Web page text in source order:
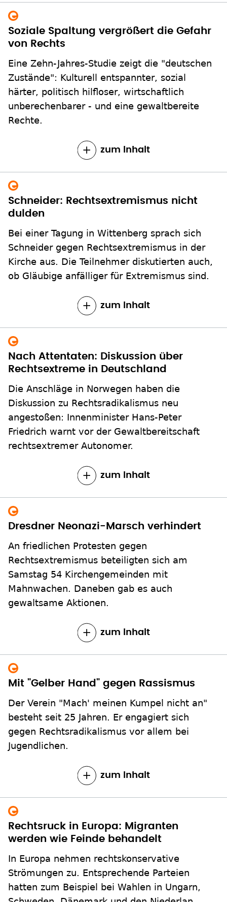
Soziale Spaltung vergrößert die Gefahr
von Rechts
Eine Zehn-Jahres-Studie zeigt die "deutschen
Zustände": Kulturell entspannter, sozial
härter, politisch hilfloser, wirtschaftlich
unberechenbarer - und eine gewaltbereite
Rechte.
zum Inhalt
Schneider: Rechtsextremismus nicht
dulden
Bei einer Tagung in Wittenberg sprach sich
Schneider gegen Rechtsextremismus in der
Kirche aus. Die Teilnehmer diskutierten auch,
ob Gläubige anfälliger für Extremismus sind.
zum Inhalt
Nach Attentaten: Diskussion über
Rechtsextreme in Deutschland
Die Anschläge in Norwegen haben die
Diskussion zu Rechtsradikalismus neu
angestoßen: Innenminister Hans-Peter
Friedrich warnt vor der Gewaltbereitschaft
rechtsextremer Autonomer.
zum Inhalt
Dresdner Neonazi-Marsch verhindert
An friedlichen Protesten gegen
Rechtsextremismus beteiligten sich am
Samstag 54 Kirchengemeinden mit
Mahnwachen. Daneben gab es auch
gewaltsame Aktionen.
zum Inhalt
Mit "Gelber Hand" gegen Rassismus
Der Verein "Mach' meinen Kumpel nicht an"
besteht seit 25 Jahren. Er engagiert sich
gegen Rechtsradikalismus vor allem bei
Jugendlichen.
zum Inhalt
Rechtsruck in Europa: Migranten
werden wie Feinde behandelt
In Europa nehmen rechtskonservative
Strömungen zu. Entsprechende Parteien
hatten zum Beispiel bei Wahlen in Ungarn,